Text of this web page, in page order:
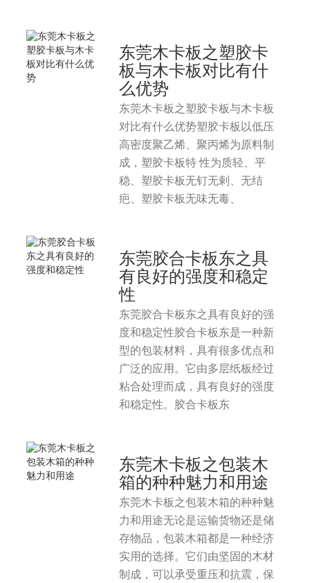
东莞木卡板之塑胶卡
板与木卡板对比有什
么优势
东莞木卡板之塑胶卡板与木卡板
对比有什么优势塑胶卡板以低压
高密度聚乙烯、聚丙烯为原料制
成，塑胶卡板特 性为质轻、平
稳、塑胶卡板无钉无剌、无结
疤、塑胶卡板无味无毒、
东莞胶合卡板东之具
有良好的强度和稳定
性
东莞胶合卡板东之具有良好的强
度和稳定性胶合卡板东是一种新
型的包装材料，具有很多优点和
广泛的应用。它由多层纸板经过
粘合处理而成，具有良好的强度
和稳定性。胶合卡板东
东莞木卡板之包装木
箱的种种魅力和用途
东莞木卡板之包装木箱的种种魅
力和用途无论是运输货物还是储
存物品，包装木箱都是一种经济
实用的选择。它们由坚固的木材
制成，可以承受重压和抗震，保